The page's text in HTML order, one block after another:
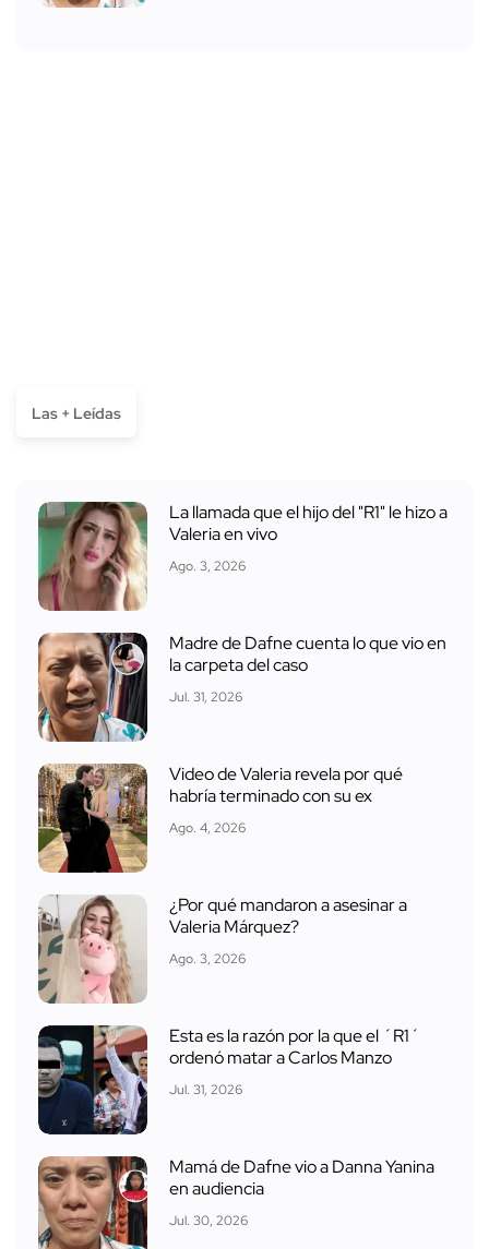
Las + Leídas
La llamada que el hijo del "R1" le hizo a
Valeria en vivo
Ago. 3, 2026
Madre de Dafne cuenta lo que vio en
la carpeta del caso
Jul. 31, 2026
Video de Valeria revela por qué
habría terminado con su ex
Ago. 4, 2026
¿Por qué mandaron a asesinar a
Valeria Márquez?
Ago. 3, 2026
Esta es la razón por la que el ´R1´
ordenó matar a Carlos Manzo
Jul. 31, 2026
Mamá de Dafne vio a Danna Yanina
en audiencia
Jul. 30, 2026